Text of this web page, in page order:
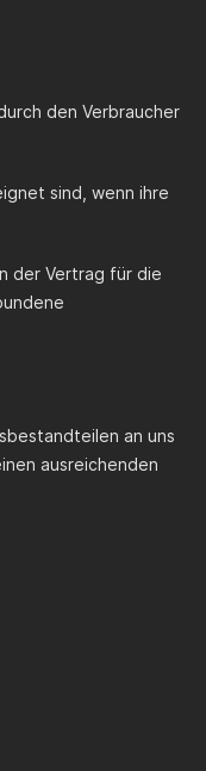
den Verbraucher
sind, wenn ihre
der Vertrag für die
an uns
ausreichenden